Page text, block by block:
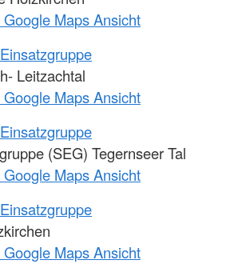
Maps Ansicht
Leitzachtal
Maps Ansicht
(SEG) Tegernseer Tal
Maps Ansicht
Maps Ansicht